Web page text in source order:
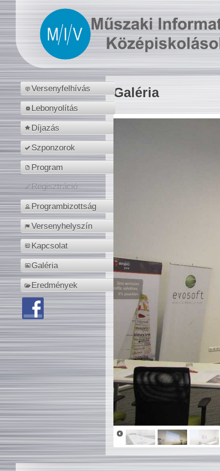
Versenyfelhívás
Lebonyolítás
Díjazás
Szponzorok
Program
Regisztráció
Programbizottság
Versenyhelyszín
Kapcsolat
Galéria
Eredmények
Galéria